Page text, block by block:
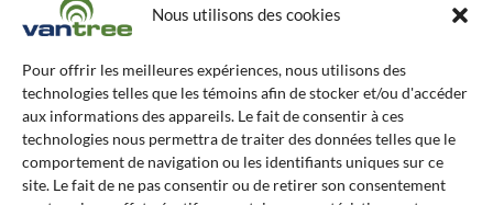
Nous utilisons des cookies
Pour offrir les meilleures expériences, nous utilisons des
technologies telles que les témoins afin de stocker et/ou d'accéder
aux informations des appareils. Le fait de consentir à ces
technologies nous permettra de traiter des données telles que le
comportement de navigation ou les identifiants uniques sur ce
site. Le fait de ne pas consentir ou de retirer son consentement
Politique relative aux cookies
Contact
Vantree Systems
514-747-0350
6500 TransCanada, Chemin de Service S, 4e